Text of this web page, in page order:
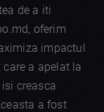
de a iti
oferim
impactul
a apelat la
creasca
a fost